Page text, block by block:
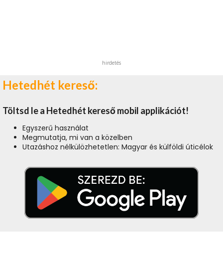
hirdetés
Hetedhét kereső:
Töltsd le a Hetedhét kereső mobil applikációt!
Egyszerű használat
Megmutatja, mi van a közelben
Utazáshoz nélkülözhetetlen: Magyar és külföldi úticélok